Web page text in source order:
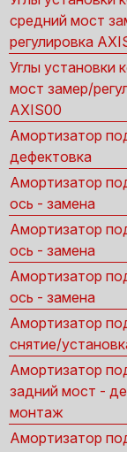
средний мост
регулировка
Углы установки
мост замер/
AXIS00
Амортизатор
дефектовка
Амортизатор
ось - замена
Амортизатор
ось - замена
Амортизатор
ось - замена
Амортизатор
снятие/
Амортизатор
задний мост -
монтаж
Амортизатор